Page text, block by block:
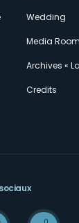
Wedding
Media Room
Archives «
Credits